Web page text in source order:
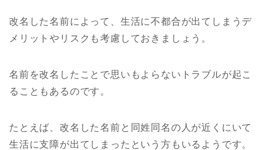
改名した名前によって、生活に不都合が出てしまうデ
メリットやリスクも考慮しておきましょう。
名前を改名したことで思いもよらないトラブルが起こ
ることもあるのです。
たとえば、改名した名前と同姓同名の人が近くにいて
生活に支障が出てしまったという方もいるようです。